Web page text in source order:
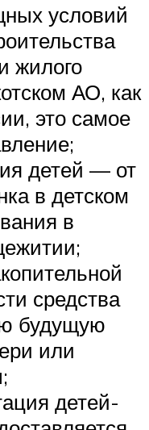
условий
жилого
АО, как
это самое
детей — от
в детском
в
средства
будущую
или
детей-